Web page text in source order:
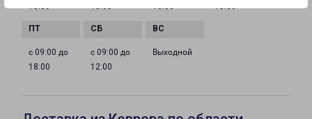
18:00
18:00
18:00
18:00
с 09:00 до
18:00
с 09:00 до
12:00
Выходной